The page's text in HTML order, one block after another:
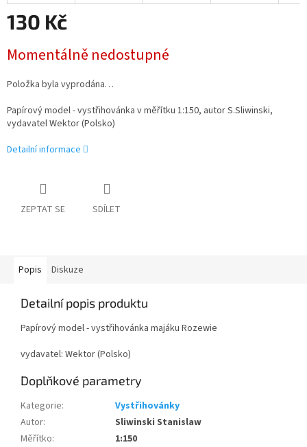
130 Kč
cena:
Momentálně nedostupné
Položka byla vyprodána…
Papírový model - vystřihovánka v měřítku 1:150, autorS.Sliwinski,
vydavatel Wektor (Polsko)
Detailní informace
ZEPTAT SE SDÍLET
Popis Diskuze
Detailní popis produktu
Papírový model - vystřihovánka majáku Rozewie
vydavatel: Wektor (Polsko)
Doplňkové parametry
Kategorie:
Vystřihovánky
Autor:
Sliwinski Stanislaw
Měřítko: 1:150